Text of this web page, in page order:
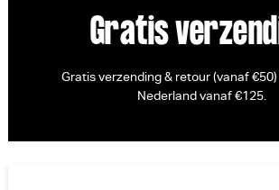
Gratis
Gratis verzending & retour (vanaf €50)
Nederland vanaf €125.